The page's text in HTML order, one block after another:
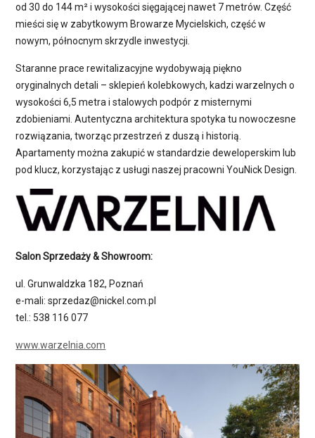
od 30 do 144 m² i wysokości sięgającej nawet 7 metrów. Część
mieści się w zabytkowym Browarze Mycielskich, część w
nowym, północnym skrzydle inwestycji.
Staranne prace rewitalizacyjne wydobywają piękno
oryginalnych detali – sklepień kolebkowych, kadzi warzelnych o
wysokości 6,5 metra i stalowych podpór z misternymi
zdobieniami. Autentyczna architektura spotyka tu nowoczesne
rozwiązania, tworząc przestrzeń z duszą i historią.
Apartamenty można zakupić w standardzie deweloperskim lub
pod klucz, korzystając z usługi naszej pracowni YouNick Design.
Salon Sprzedaży & Showroom:
ul. Grunwaldzka 182, Poznań
e-mali: sprzedaz@nickel.com.pl
tel.: 538 116 077
www.warzelnia.com